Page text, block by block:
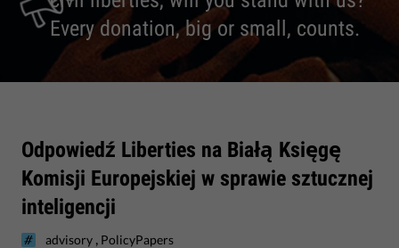
Every donation, big or small, counts.
Odpowiedź Liberties na Białą Księgę
Komisji Europejskiej w sprawie sztucznej
inteligencji
advisory , PolicyPapers